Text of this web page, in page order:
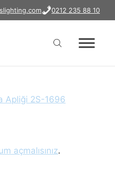
0212 235 88 10
apliği-2s-
açmalısınız.